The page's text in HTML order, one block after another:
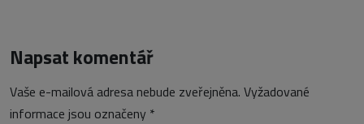
Napsat komentář
Vaše e-mailová adresa nebude zveřejněna. Vyžadované
informace jsou označeny *